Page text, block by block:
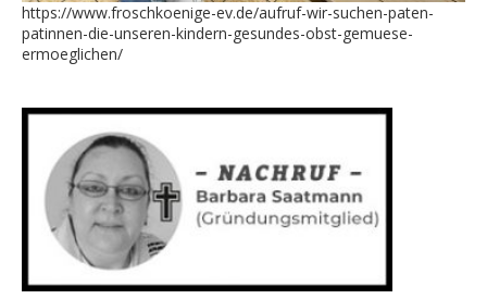
https://www.froschkoenige-ev.de/aufruf-wir-suchen-paten-
patinnen-die-unseren-kindern-gesundes-obst-gemuese-
ermoeglichen/